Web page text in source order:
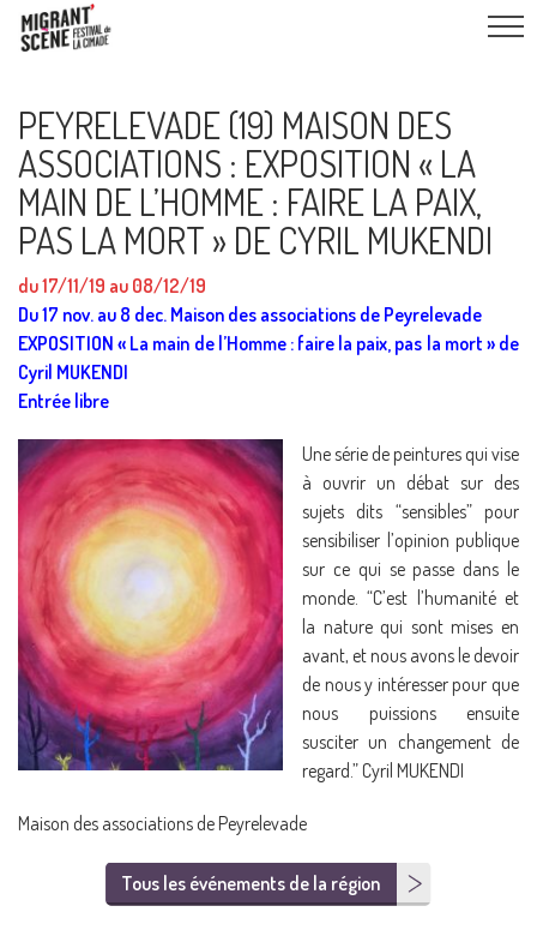
PEYRELEVADE (19) MAISON DES
ASSOCIATIONS : EXPOSITION « LA
MAIN DE L’HOMME : FAIRE LA PAIX,
PAS LA MORT » DE CYRIL MUKENDI
du 17/11/19 au 08/12/19
Du 17 nov. au 8 dec. Maison des associations de Peyrelevade
EXPOSITION « La main de l’Homme : faire la paix, pas la mort » de
Cyril MUKENDI
Entrée libre
Une série de peintures qui vise
à ouvrir un débat sur des
sujets dits “sensibles” pour
sensibiliser l’opinion publique
sur ce qui se passe dans le
monde. “C’est l’humanité et
la nature qui sont mises en
avant, et nous avons le devoir
de nous y intéresser pour que
nous puissions ensuite
susciter un changement de
regard.” Cyril MUKENDI
Maison des associations de Peyrelevade
Tous les événements de la région